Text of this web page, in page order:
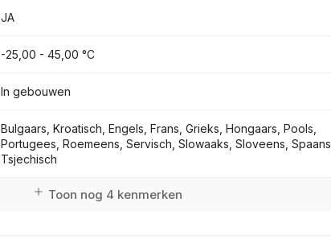
JA
-25,00 - 45,00 °C
In gebouwen
Bulgaars, Kroatisch, Engels, Frans, Grieks, Hongaars, Pools,
Portugees, Roemeens, Servisch, Slowaaks, Sloveens, Spaans,
Tsjechisch
Toon nog 4 kenmerken